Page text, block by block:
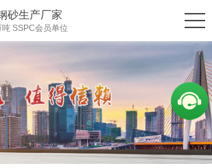
砂生产厂家
SSPC会员单位